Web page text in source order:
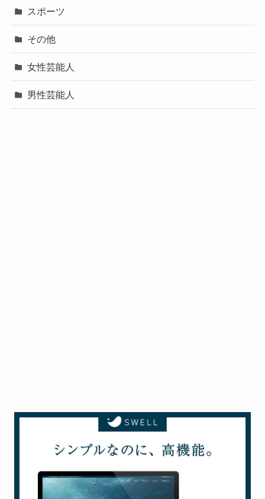
スポーツ
その他
女性芸能人
男性芸能人